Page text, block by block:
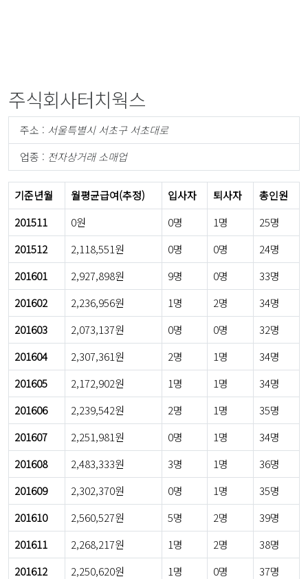
주식회사터치웍스
주소 : 서울특별시 서초구 서초대로
업종 : 전자상거래 소매업
기준년월 월평균급여(추정) 입사자 퇴사자
총인원
201511
0원 0명 1명
25명
201512
2,118,551원 0명 0명
24명
201601
2,927,898원 9명 0명
33명
201602
2,236,956원 1명 2명
34명
201603
2,073,137원 0명 0명
32명
201604
2,307,361원 2명 1명
34명
201605
2,172,902원 1명 1명
34명
201606
2,239,542원 2명 1명
35명
201607
2,251,981원 0명 1명
34명
201608
2,483,333원 3명 1명
36명
201609
2,302,370원 0명 1명
35명
201610
2,560,527원 5명 2명
39명
201611
2,268,217원 1명 2명
38명
201612
2,250,620원 1명 0명
37명